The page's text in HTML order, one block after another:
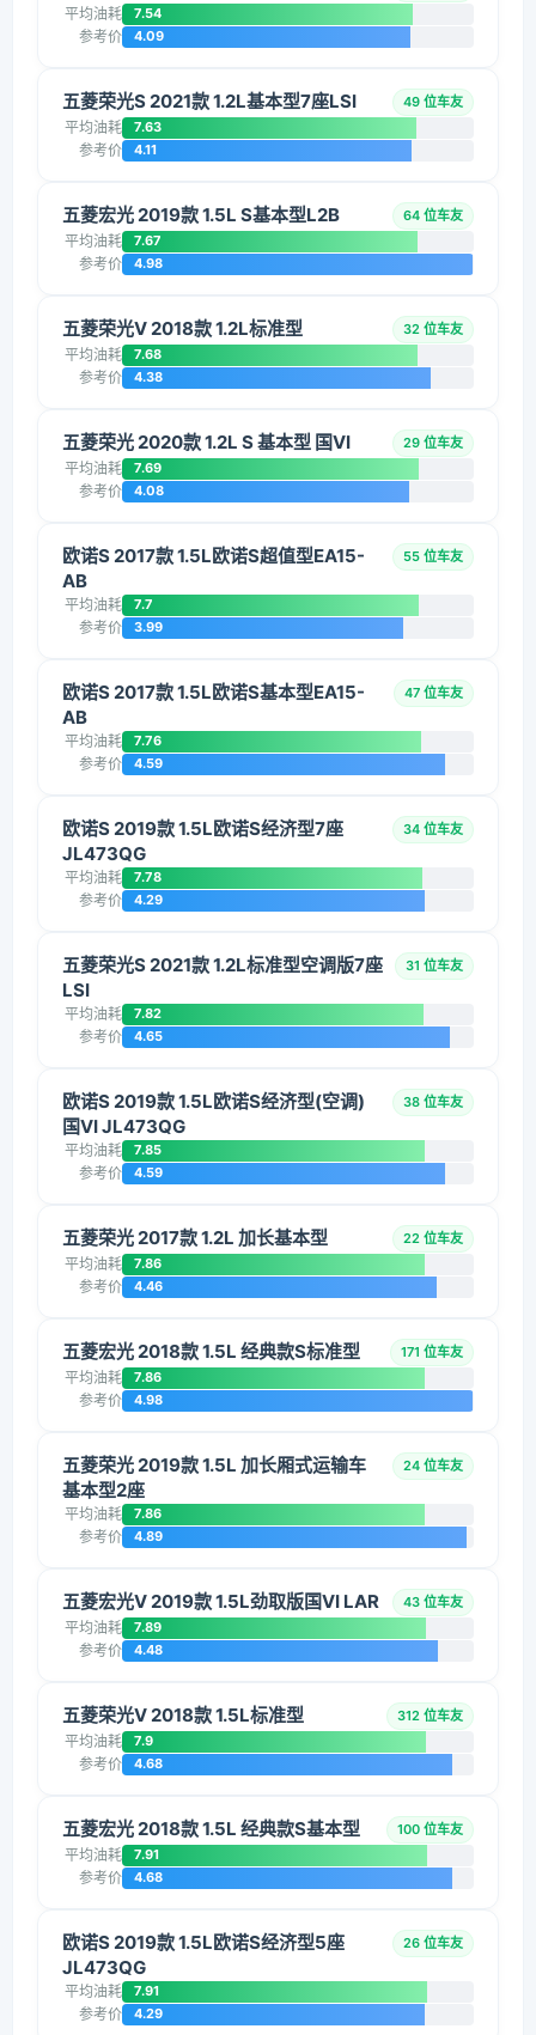
平均油耗 7.54
参考价 4.09
五菱荣光S 2021款 1.2L基本型7座LSI 49 位车友
平均油耗 7.63
参考价 4.11
五菱宏光 2019款 1.5L S基本型L2B 64 位车友
平均油耗 7.67
参考价 4.98
五菱荣光V 2018款 1.2L标准型 32 位车友
平均油耗 7.68
参考价 4.38
五菱荣光 2020款 1.2L S 基本型 国VI 29 位车友
平均油耗 7.69
参考价 4.08
欧诺S 2017款 1.5L欧诺S超值型EA15-
AB
55 位车友
平均油耗 7.7
参考价 3.99
欧诺S 2017款 1.5L欧诺S基本型EA15-
AB
47 位车友
平均油耗 7.76
参考价 4.59
欧诺S 2019款 1.5L欧诺S经济型7座
JL473QG
34 位车友
平均油耗 7.78
参考价 4.29
五菱荣光S 2021款 1.2L标准型空调版7座
LSI
31 位车友
平均油耗 7.82
参考价 4.65
欧诺S 2019款 1.5L欧诺S经济型(空调)
国VI JL473QG
38 位车友
平均油耗 7.85
参考价 4.59
五菱荣光 2017款 1.2L 加长基本型 22 位车友
平均油耗 7.86
参考价 4.46
五菱宏光 2018款 1.5L 经典款S标准型 171 位车友
平均油耗 7.86
参考价 4.98
五菱荣光 2019款 1.5L 加长厢式运输车
基本型2座
24 位车友
平均油耗 7.86
参考价 4.89
五菱宏光V 2019款 1.5L劲取版国VI LAR 43 位车友
平均油耗 7.89
参考价 4.48
五菱荣光V 2018款 1.5L标准型 312 位车友
平均油耗 7.9
参考价 4.68
五菱宏光 2018款 1.5L 经典款S基本型 100 位车友
平均油耗 7.91
参考价 4.68
欧诺S 2019款 1.5L欧诺S经济型5座
JL473QG
26 位车友
平均油耗 7.91
参考价 4.29